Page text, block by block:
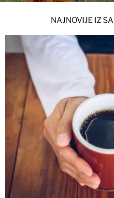
NAJNOVIJE IZ